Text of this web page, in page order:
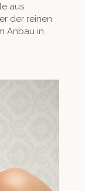
aus
der reinen
Anbau in